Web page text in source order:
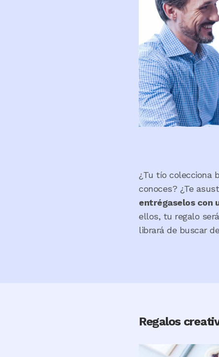
¿Tu tío colecciona
conoces? ¿Te
entrégaselos con
ellos, tu regalo
librará de buscar
Regalos
Image